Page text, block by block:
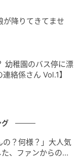
きた
たのは、業界内
門とする会社で
小道具が山積み
う強烈な洗礼を
降りてきてませ
幼稚園のバス停に漂
絡係さん Vol.1】
グ
の？何様？」大人気
、ファンからの